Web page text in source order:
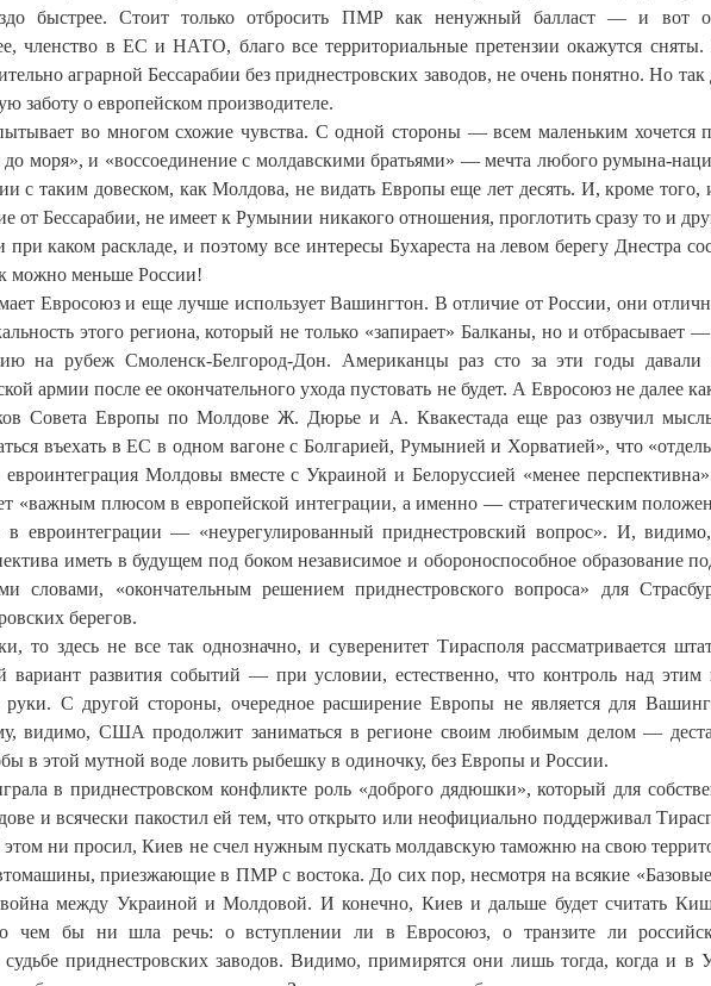
быстрее. Стоит только отбросить ПМР как ненужный балласт — и вот
членство в ЕС и НАТО, благо все территориальные претензии окажутся сняты.
аграрной Бессарабии без приднестровских заводов, не очень понятно. Но
заботу о европейском производителе.
во многом схожие чувства. С одной стороны — всем маленьким хочется
моря», и «воссоединение с молдавскими братьями» — мечта любого румына-
с таким довеском, как Молдова, не видать Европы еще лет десять. И, кроме того,
от Бессарабии, не имеет к Румынии никакого отношения, проглотить сразу то и
каком раскладе, и поэтому все интересы Бухареста на левом берегу Днестра
можно меньше России!
Евросоюз и еще лучше использует Вашингтон. В отличие от России, они
этого региона, который не только «запирает» Балканы, но и отбрасывает
рубеж Смоленск-Белгород-Дон. Американцы раз сто за эти годы давали
армии после ее окончательного ухода пустовать не будет. А Евросоюз не далее
Совета Европы по Молдове Ж. Дюрье и А. Квакестада еще раз озвучил
въехать в ЕС в одном вагоне с Болгарией, Румынией и Хорватией», что
евроинтеграция Молдовы вместе с Украиной и Белоруссией «менее
«важным плюсом в европейской интеграции, а именно — стратегическим
в евроинтеграции — «неурегулированный приднестровский вопрос». И,
иметь в будущем под боком независимое и обороноспособное образование
словами, «окончательным решением приднестровского вопроса» для
берегов.
то здесь не все так однозначно, и суверенитет Тирасполя рассматривается
вариант развития событий — при условии, естественно, что контроль над этим
С другой стороны, очередное расширение Европы не является для
видимо, США продолжит заниматься в регионе своим любимым делом —
в этой мутной воде ловить рыбешку в одиночку, без Европы и России.
в приднестровском конфликте роль «доброго дядюшки», который для
и всячески пакостил ей тем, что открыто или неофициально поддерживал
ни просил, Киев не счел нужным пускать молдавскую таможню на свою
приезжающие в ПМР с востока. До сих пор, несмотря на всякие
война между Украиной и Молдовой. И конечно, Киев и дальше будет считать
чем бы ни шла речь: о вступлении ли в Евросоюз, о транзите ли
приднестровских заводов. Видимо, примирятся они лишь тогда, когда и в